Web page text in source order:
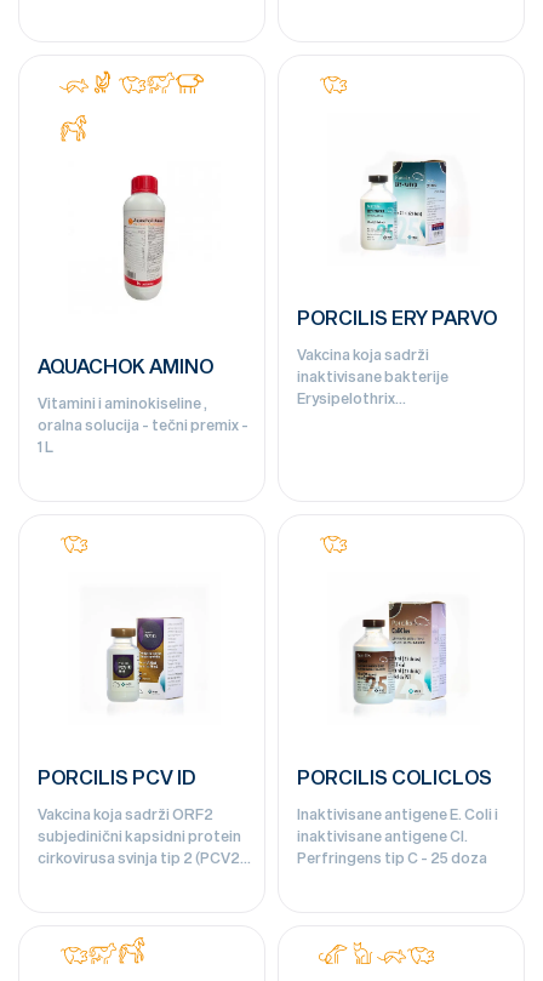
AQUACHOK AMINO
Vitamini i aminokiseline ,
oralna solucija - tečni premix -
1 L
PORCILIS ERY PARVO
Vakcina koja sadrži
inaktivisane bakterije
Erysipelothrix
PORCILIS PCV ID
Vakcina koja sadrži ORF2
subjedinični kapsidni protein
cirkovirusa svinja tip 2 (PCV2)
PORCILIS COLICLOS
Inaktivisane antigene E. Coli i
inaktivisane antigene Cl.
Perfringens tip C - 25 doza